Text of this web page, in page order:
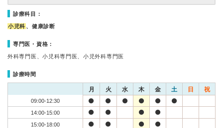
診療科目：
小児科 、健康診断
専門医・資格：
外科専門医、小児科専門医、小児外科専門医
診療時間
月 火 水 木 金 土 日 祝
09:00-12:30
14:00-15:00
15:00-18:00